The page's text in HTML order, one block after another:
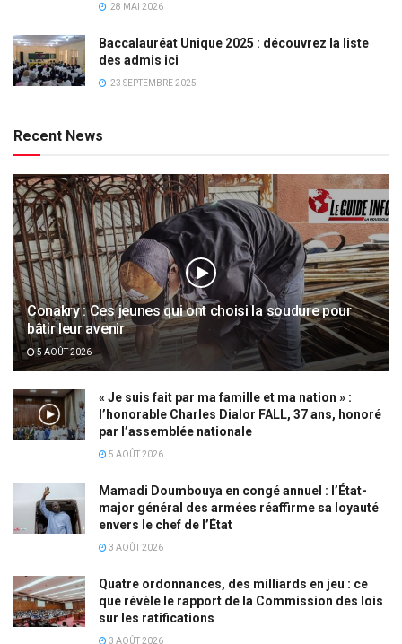
28 MAI 2026
Baccalauréat Unique 2025 : découvrez la liste
des admis ici
23 SEPTEMBRE 2025
Recent News
Conakry : Ces jeunes qui ont choisi la soudure pour
bâtir leur avenir
5 AOÛT 2026
« Je suis fait par ma famille et ma nation » :
l’honorable Charles Dialor FALL, 37 ans, honoré
par l’assemblée nationale
5 AOÛT 2026
Mamadi Doumbouya en congé annuel : l’État-
major général des armées réaffirme sa loyauté
envers le chef de l’État
3 AOÛT 2026
Quatre ordonnances, des milliards en jeu : ce
que révèle le rapport de la Commission des lois
sur les ratifications
3 AOÛT 2026